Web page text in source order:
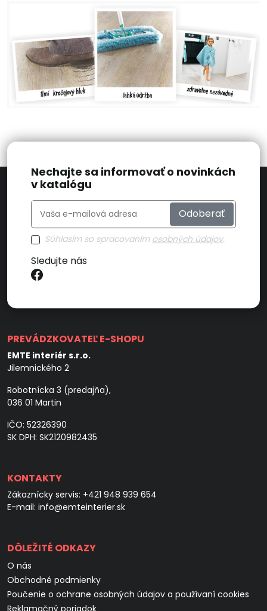
Nechajte sa informovať o novinkách
v katalógu
Odoberať
Súhlasím so spracovaním osobných údajov.
Sledujte nás
PREVÁDZKOVATEĽ E-SHOPU
EMTE interiér s.r.o.
Jilemnického 2
Robotnícka 3 (predajňa),
036 01 Martin
IČO: 52326390
SK DPH: SK2120982435
KONTAKTY
Zákaznícky servis: +421 948 939 654
E-mail: info@emteinterier.sk
DÔLEŽITÉ ODKAZY
O nás
Obchodné podmienky
Poučenie o ochrane osobných údajov a používaní cookies
Reklamačný poriadok